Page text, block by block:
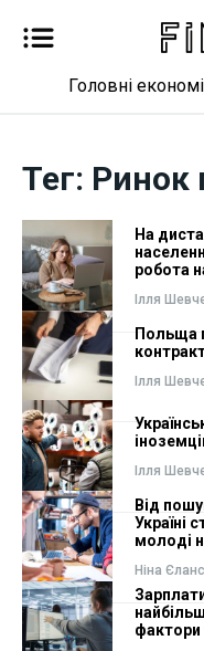
Фінанси
Валютний
Робота і
Публікації
ФОП
Курс валют
Фінанси
Валютний
Робота і
Публікації
ФОП
Курс валют
Головні
Тег: Ринок
На
робота
Ілля
Польща
Ілля
Ілля
Від
Україні
молоді
Ніна
фактори